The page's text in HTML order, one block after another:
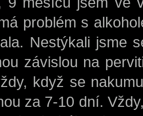
problém s
Nestýkali jsme
závislou na
když se
za 7-10 dní.